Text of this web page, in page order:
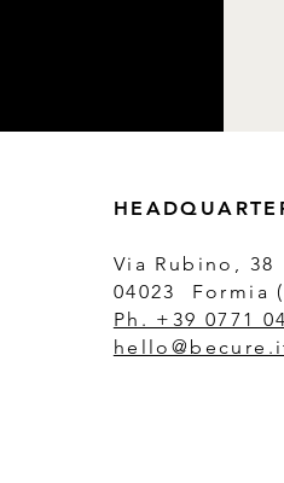
Via Rubino, 38
04023 Formia
Ph. +39 0771